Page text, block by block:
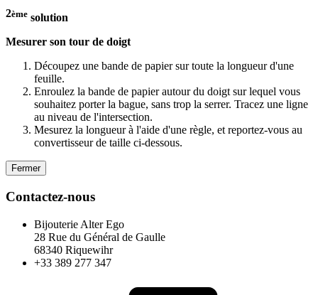
2ème solution
Mesurer son tour de doigt
Découpez une bande de papier sur toute la longueur d'une
feuille.
Enroulez la bande de papier autour du doigt sur lequel vous
souhaitez porter la bague, sans trop la serrer. Tracez une ligne
au niveau de l'intersection.
Mesurez la longueur à l'aide d'une règle, et reportez-vous au
convertisseur de taille ci-dessous.
Fermer
Contactez-nous
Bijouterie Alter Ego
28 Rue du Général de Gaulle
68340 Riquewihr
+33 389 277 347